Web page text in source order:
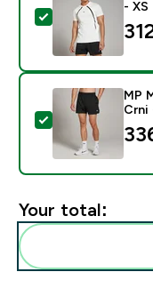
Select this
- XS
Select this
MP
Crni
Your total: